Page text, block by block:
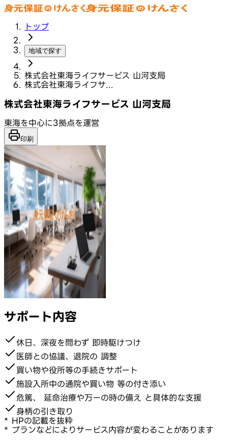
トップ
地域で探す
株式会社東海ライフサービス 山河支局
株式会社東海ライフサ...
株式会社東海ライフサービス 山河支局
東海を中心に3拠点を運営
印刷
サポート内容
休日、深夜を問わず 即時駆けつけ
医師との協議、退院の 調整
買い物や役所等の手続きサポート
施設入所中の通院や買い物 等の付き添い
危篤、 延命治療や万ーの時の備え と具体的な支援
身柄の引き取り
* HPの記載を抜粋
* プランなどによりサービス内容が変わることがあります